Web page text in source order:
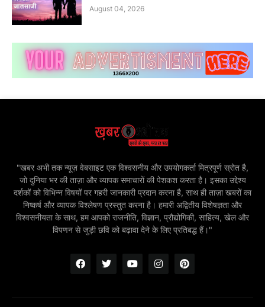
August 04, 2026
"खबर अभी तक न्यूज़ वेबसाइट एक विश्वसनीय और उपयोगकर्ता मित्रपूर्ण स्रोत है,
जो दुनिया भर की ताज़ा और व्यापक समाचारों की पेशकश करता है। इसका उद्देश्य
दर्शकों को विभिन्न विषयों पर गहरी जानकारी प्रदान करना है, साथ ही ताज़ा खबरों का
निष्कर्ष और व्यापक विश्लेषण प्रस्तुत करना है। हमारी अद्वितीय विशेषज्ञता और
विश्वसनीयता के साथ, हम आपको राजनीति, विज्ञान, प्रौद्योगिकी, साहित्य, खेल और
विपणन से जुड़ी छवि को बढ़ावा देने के लिए प्रतिबद्ध हैं।"